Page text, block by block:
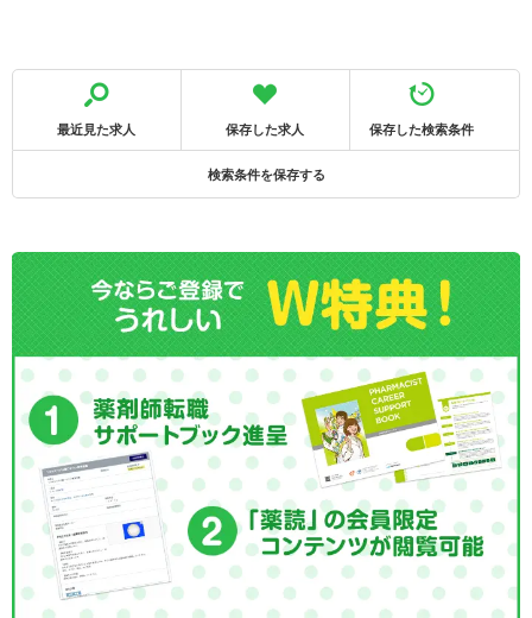
最近見た求人 保存した求人 保存した検索条件
検索条件を保存する